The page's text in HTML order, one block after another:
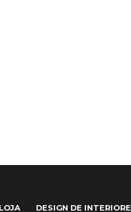
LOJA DESIGN DE